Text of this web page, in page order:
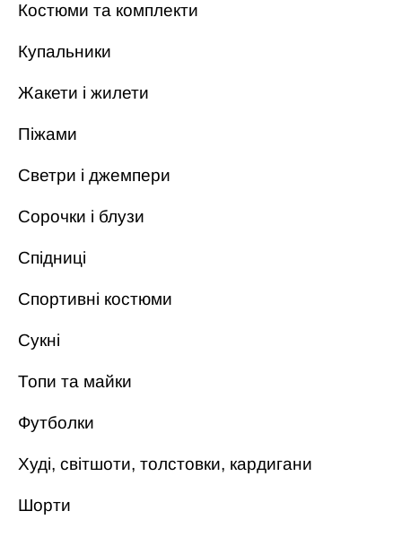
Костюми та комплекти
Купальники
Жакети і жилети
Піжами
Светри і джемпери
Сорочки і блузи
Спідниці
Спортивні костюми
Сукні
Топи та майки
Футболки
Худі, світшоти, толстовки, кардигани
Шорти